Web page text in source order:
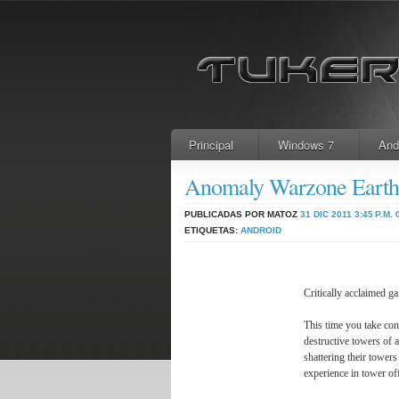
Principal Windows 7
Anomaly Warzone
PUBLICADAS POR MATOZ 31 DIC 2011 3:45 P.M.
ETIQUETAS: ANDROID
Critically acclaimed
This time you take
destructive towers of
shattering their
experience in tower